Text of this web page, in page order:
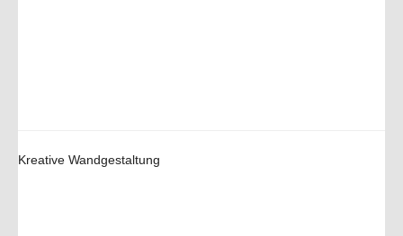
Kreative Wandgestaltung